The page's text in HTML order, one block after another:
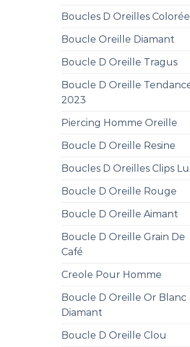
Boucles D Oreilles
Boucle Oreille Diamant
Boucle D Oreille Tragus
Boucle D Oreille
2023
Piercing Homme Oreille
Boucle D Oreille Resine
Boucles D Oreilles Clips
Boucle D Oreille Rouge
Boucle D Oreille Aimant
Boucle D Oreille Grain De
Café
Creole Pour Homme
Boucle D Oreille Or Blanc
Diamant
Boucle D Oreille Clou